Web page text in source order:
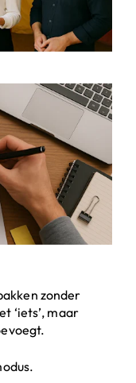
zonder
‘iets’, maar